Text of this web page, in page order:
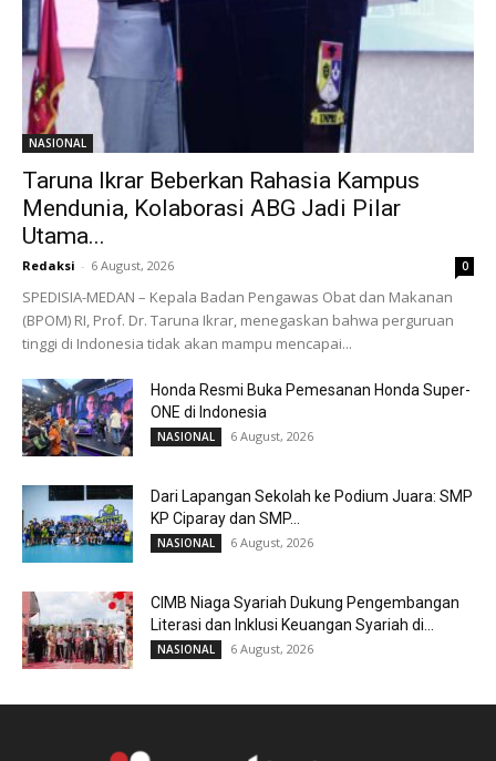
NASIONAL
Taruna Ikrar Beberkan Rahasia Kampus
Mendunia, Kolaborasi ABG Jadi Pilar
Utama...
Redaksi - 6 August, 2026 0
SPEDISIA-MEDAN – Kepala Badan Pengawas Obat dan Makanan
(BPOM) RI, Prof. Dr. Taruna Ikrar, menegaskan bahwa perguruan
tinggi di Indonesia tidak akan mampu mencapai...
Honda Resmi Buka Pemesanan Honda Super-
ONE di Indonesia
NASIONAL 6 August, 2026
Dari Lapangan Sekolah ke Podium Juara: SMP
KP Ciparay dan SMP...
NASIONAL 6 August, 2026
CIMB Niaga Syariah Dukung Pengembangan
Literasi dan Inklusi Keuangan Syariah di...
NASIONAL 6 August, 2026